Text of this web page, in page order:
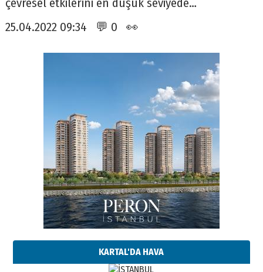
çevresel etkilerini en düşük seviyede…
25.04.2022 09:34 💬 0 👀
KARTAL'DA HAVA